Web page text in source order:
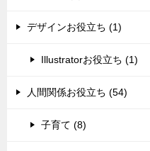
デザインお役立ち (1)
Illustratorお役立ち (1)
人間関係お役立ち (54)
子育て (8)